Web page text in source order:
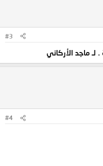
#3
ماجد الأركاني
#4